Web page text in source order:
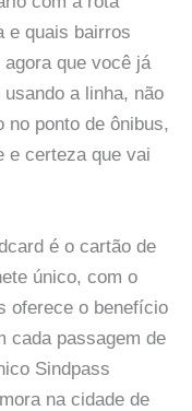
e quais bairros
que você já
a linha, não
no ponto de ônibus,
e certeza que vai
é o cartão de
único, com o
oferece o benefício
cada passagem de
Sindpass
na cidade de